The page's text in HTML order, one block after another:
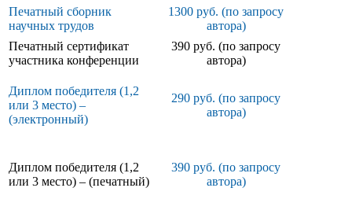
Печатный сборник
научных трудов
1300 руб. (по запросу
автора)
Печатный сертификат
участника конференции
390 руб. (по запросу
автора)
Диплом победителя (1,2
или 3 место) –
(электронный)
290 руб. (по запросу
автора)
Диплом победителя (1,2
или 3 место) – (печатный)
390 руб. (по запросу
автора)